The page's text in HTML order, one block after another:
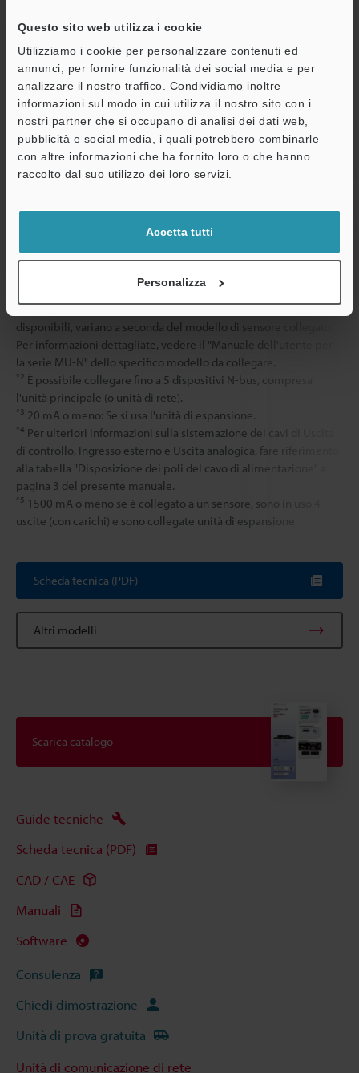
Questo sito web utilizza i cookie
Utilizziamo i cookie per personalizzare contenuti ed
annunci, per fornire funzionalità dei social media e per
analizzare il nostro traffico. Condividiamo inoltre
informazioni sul modo in cui utilizza il nostro sito con i
nostri partner che si occupano di analisi dei dati web,
pubblicità e social media, i quali potrebbero combinarle
con altre informazioni che ha fornito loro o che hanno
raccolto dal suo utilizzo dei loro servizi.
Accetta tutti
Personalizza
Umidità relativa Da 35 a 85 %
Resistenza a
vibrazioni
Da 10 a 55
Resistenza agli urti 1,000 m/s
direzioni X, Y
Materiale
Pulsanti:
Peso Circa 70 g
*1Il tempo di risposta, e i tipi e il numero di ingressi e uscite
disponibili, variano a seconda del modello di sensore collegato.
Per informazioni dettagliate, vedere il "Manuale dell'utente per
la serie MU-N" dello specifico modello da collegare.
*2 È possibile collegare fino a 5 dispositivi N-bus, compresa
l'unità principale (o unità di rete).
*3 20 mA o meno: Se si usa l'unità di espansione.
*4 Per ulteriori informazioni sulla sistemazione dei cavi di Uscita
di controllo, Ingresso esterno e Uscita analogica, fare riferimento
alla tabella "Disposizione dei poli del cavo di alimentazione" a
pagina 3 del presente manuale.
*5 1500 mA o meno se è collegato a un sensore, sono in uso 4
uscite (con carichi) e sono collegate unità di espansione.
Scheda tecnica (PDF)
Altri modelli
Scarica catalogo
Guide tecniche
Scheda tecnica (PDF)
CAD / CAE
Manuali
Software
Consulenza
Chiedi dimostrazione
Unità di prova gratuita
Unità di comunicazione di rete